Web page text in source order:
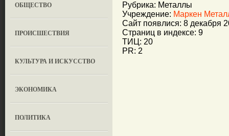
ОБЩЕСТВО
ПРОИСШЕСТВИЯ
КУЛЬТУРА И ИСКУССТВО
ЭКОНОМИКА
ПОЛИТИКА
Рубрика: Металлы
Учреждение: Маркен
Сайт появлися: 8 декабря
Страниц в индексе: 9
ТИЦ: 20
PR: 2